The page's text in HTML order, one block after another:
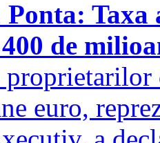
Ponta: Taxa
de
proprietarilor
euro,